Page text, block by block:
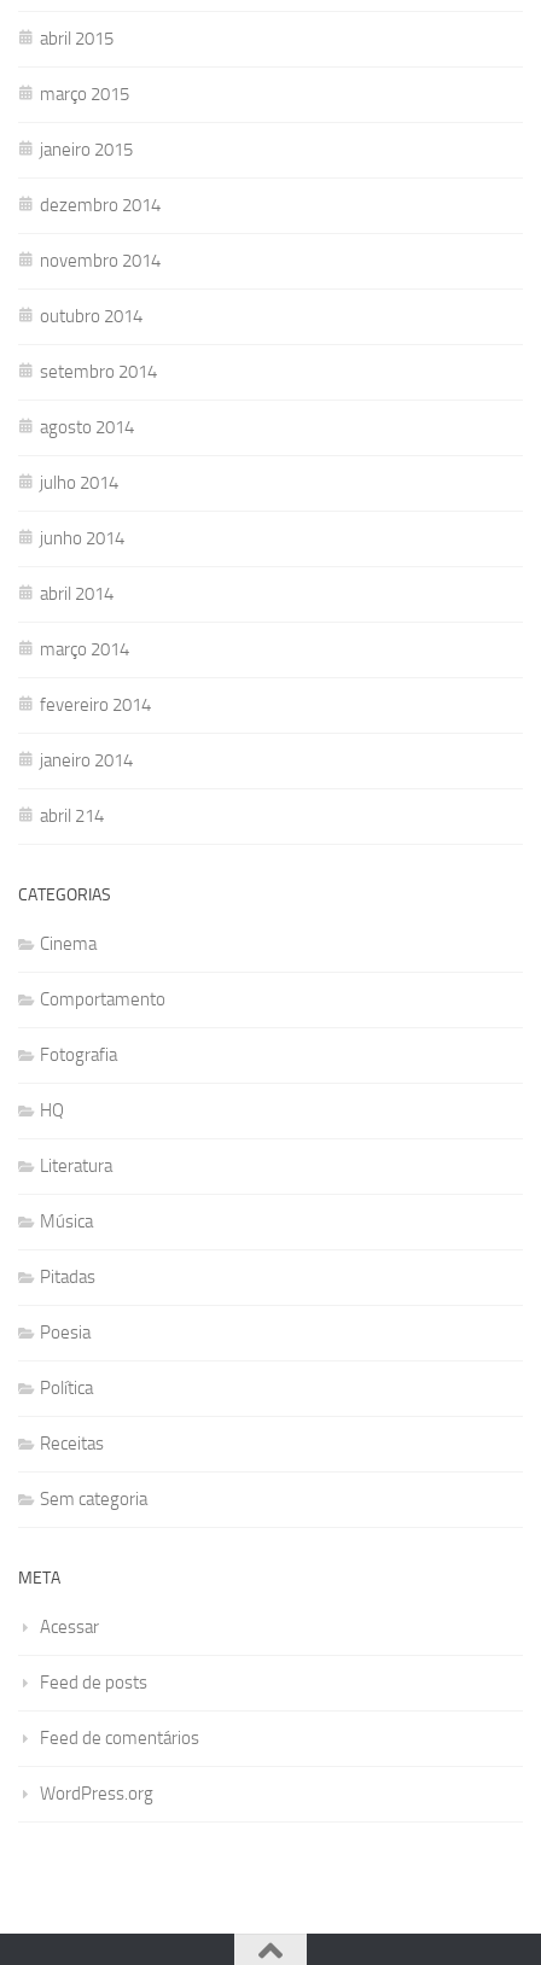
abril 2015
março 2015
janeiro 2015
dezembro 2014
novembro 2014
outubro 2014
setembro 2014
agosto 2014
julho 2014
junho 2014
abril 2014
março 2014
fevereiro 2014
janeiro 2014
abril 214
CATEGORIAS
Cinema
Comportamento
Fotografia
HQ
Literatura
Música
Pitadas
Poesia
Política
Receitas
Sem categoria
META
Acessar
Feed de posts
Feed de comentários
WordPress.org